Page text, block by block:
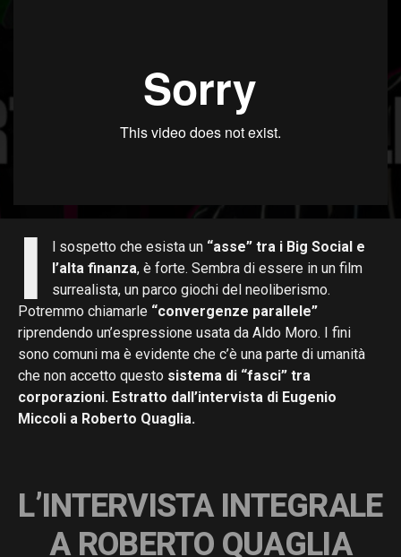
I l sospetto che esista un “asse” tra i Big Social e
l’alta finanza, è forte. Sembra di essere in un film
surrealista, un parco giochi del neoliberismo.
Potremmo chiamarle “convergenze parallele”
riprendendo un’espressione usata da Aldo Moro. I fini
sono comuni ma è evidente che c’è una parte di umanità
che non accetto questo sistema di “fasci” tra
corporazioni. Estratto dall’intervista di Eugenio
Miccoli a Roberto Quaglia.
L’INTERVISTA INTEGRALE
A ROBERTO QUAGLIA